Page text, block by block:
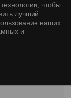
чтобы
лучший
наших
и